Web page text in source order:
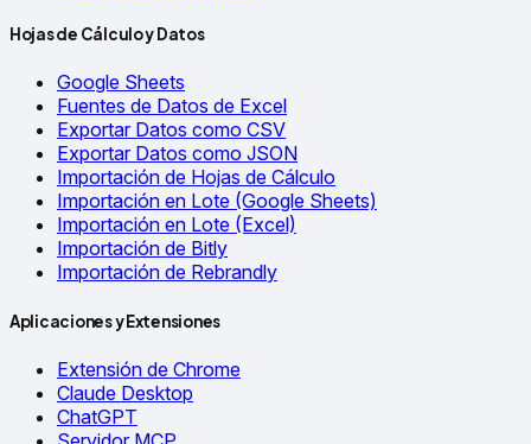
Hojas de Cálculo y Datos
Google Sheets
Fuentes de Datos de Excel
Exportar Datos como CSV
Exportar Datos como JSON
Importación de Hojas de Cálculo
Importación en Lote (Google Sheets)
Importación en Lote (Excel)
Importación de Bitly
Importación de Rebrandly
Aplicaciones y Extensiones
Extensión de Chrome
Claude Desktop
ChatGPT